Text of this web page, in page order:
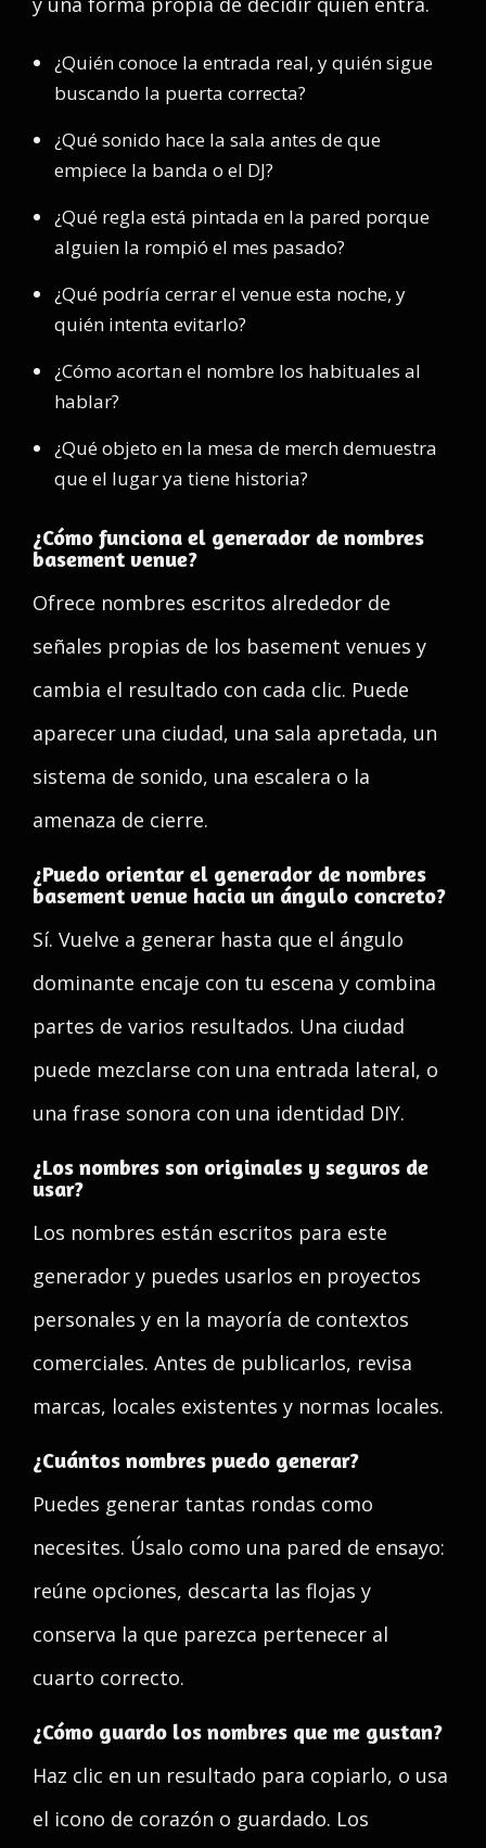
¿Quién conoce la entrada real, y quién sigue
buscando la puerta correcta?
¿Qué sonido hace la sala antes de que
empiece la banda o el DJ?
¿Qué regla está pintada en la pared porque
alguien la rompió el mes pasado?
¿Qué podría cerrar el venue esta noche, y
quién intenta evitarlo?
¿Cómo acortan el nombre los habituales al
hablar?
¿Qué objeto en la mesa de merch demuestra
que el lugar ya tiene historia?
¿Cómo funciona el generador de nombres
basement venue?
Ofrece nombres escritos alrededor de
señales propias de los basement venues y
cambia el resultado con cada clic. Puede
aparecer una ciudad, una sala apretada, un
sistema de sonido, una escalera o la
amenaza de cierre.
¿Puedo orientar el generador de nombres
basement venue hacia un ángulo concreto?
Sí. Vuelve a generar hasta que el ángulo
dominante encaje con tu escena y combina
partes de varios resultados. Una ciudad
puede mezclarse con una entrada lateral, o
una frase sonora con una identidad DIY.
¿Los nombres son originales y seguros de
usar?
Los nombres están escritos para este
generador y puedes usarlos en proyectos
personales y en la mayoría de contextos
comerciales. Antes de publicarlos, revisa
marcas, locales existentes y normas locales.
¿Cuántos nombres puedo generar?
Puedes generar tantas rondas como
necesites. Úsalo como una pared de ensayo:
reúne opciones, descarta las flojas y
conserva la que parezca pertenecer al
cuarto correcto.
¿Cómo guardo los nombres que me gustan?
Haz clic en un resultado para copiarlo, o usa
el icono de corazón o guardado. Los